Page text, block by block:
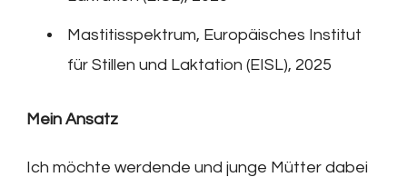
Mastitisspektrum, Europäisches Institut
für Stillen und Laktation (EISL), 2025
Mein Ansatz
Ich möchte werdende und junge Mütter dabei